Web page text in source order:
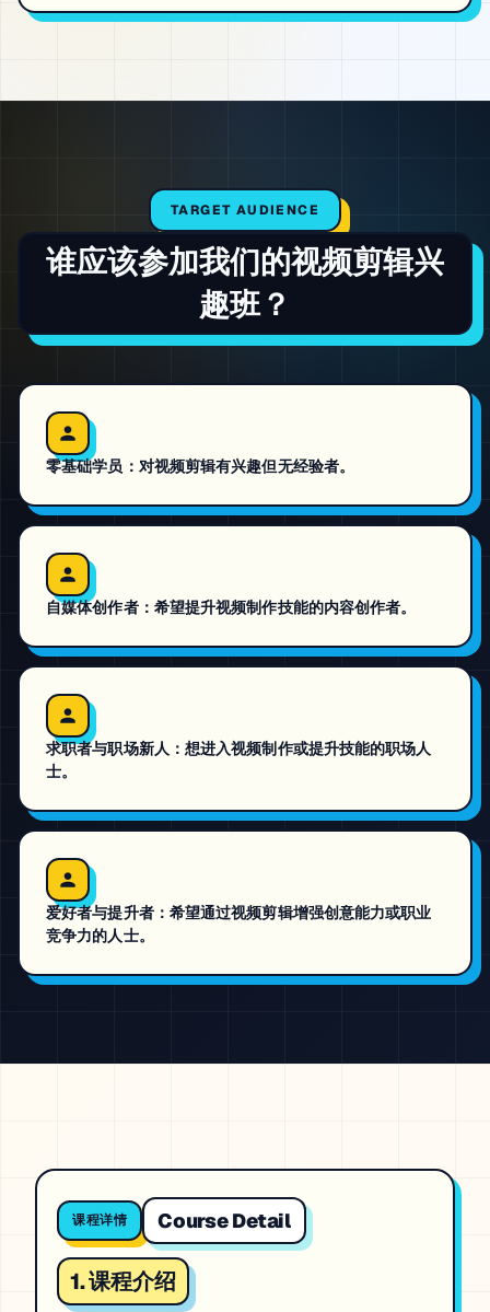
TARGET AUDIENCE
谁应该参加我们的视频剪辑兴
趣班？
零基础学员：对视频剪辑有兴趣但无经验者。
自媒体创作者：希望提升视频制作技能的内容创作者。
求职者与职场新人：想进入视频制作或提升技能的职场人
士。
爱好者与提升者：希望通过视频剪辑增强创意能力或职业
竞争力的人士。
课程详情 Course Detail
1. 课程介绍